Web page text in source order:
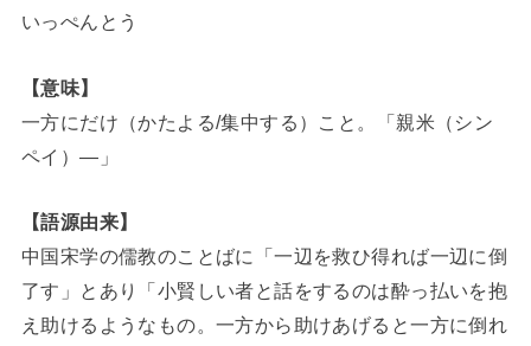
いっぺんとう
【意味】
一方にだけ（かたよる/集中する）こと。「親米（シン
ペイ）―」
【語源由来】
中国宋学の儒教のことばに「一辺を救ひ得れば一辺に倒
了す」とあり「小賢しい者と話をするのは酔っ払いを抱
え助けるようなもの。一方から助けあげると一方に倒れ